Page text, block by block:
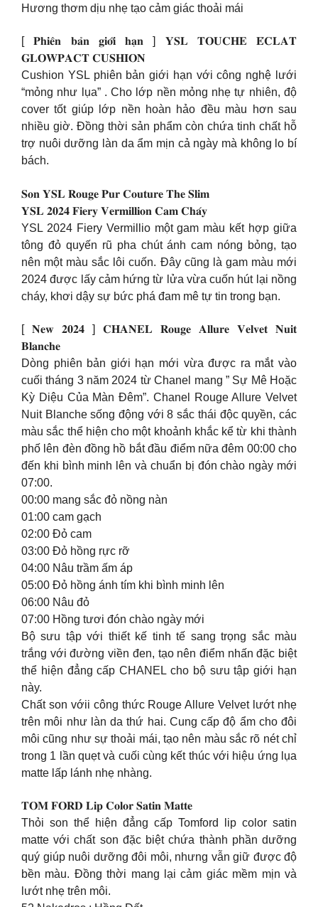
Hương thơm dịu nhẹ tạo cảm giác thoải mái
[ 𝐏𝐡𝐢𝐞̂𝐧 𝐛𝐚̉𝐧 𝐠𝐢𝐨̛́𝐢 𝐡𝐚̣𝐧 ] 𝐘𝐒𝐋 𝐓𝐎𝐔𝐂𝐇𝐄 𝐄́𝐂𝐋𝐀𝐓
𝐆𝐋𝐎𝐖𝐏𝐀𝐂𝐓 𝐂𝐔𝐒𝐇𝐈𝐎𝐍
Cushion YSL phiên bản giới hạn với công nghệ lưới
“mỏng như lụa” . Cho lớp nền mỏng nhẹ tự nhiên, độ
cover tốt giúp lớp nền hoàn hảo đều màu hơn sau
nhiều giờ. Đồng thời sản phẩm còn chứa tinh chất hỗ
trợ nuôi dưỡng làn da ẩm mịn cả ngày mà không lo bí
bách.
𝐒𝐨𝐧 𝐘𝐒𝐋 𝐑𝐨𝐮𝐠𝐞 𝐏𝐮𝐫 𝐂𝐨𝐮𝐭𝐮𝐫𝐞 𝐓𝐡𝐞 𝐒𝐥𝐢𝐦
𝐘𝐒𝐋 𝟐𝟎𝟐𝟒 𝐅𝐢𝐞𝐫𝐲 𝐕𝐞𝐫𝐦𝐢𝐥𝐥𝐢𝐨𝐧 𝐂𝐚𝐦 𝐂𝐡𝐚́𝐲
YSL 2024 Fiery Vermillio một gam màu kết hợp giữa
tông đỏ quyến rũ pha chút ánh cam nóng bỏng, tạo
nên một màu sắc lôi cuốn. Đây cũng là gam màu mới
2024 được lấy cảm hứng từ lửa vừa cuốn hút lại nồng
cháy, khơi dậy sự bức phá đam mê tự tin trong bạn.
[ 𝐍𝐞𝐰 𝟐𝟎𝟐𝟒 ] 𝐂𝐇𝐀𝐍𝐄𝐋 𝐑𝐨𝐮𝐠𝐞 𝐀𝐥𝐥𝐮𝐫𝐞 𝐕𝐞𝐥𝐯𝐞𝐭 𝐍𝐮𝐢𝐭
𝐁𝐥𝐚𝐧𝐜𝐡𝐞
Dòng phiên bản giới hạn mới vừa được ra mắt vào
cuối tháng 3 năm 2024 từ Chanel mang ” Sự Mê Hoặc
Kỳ Diệu Của Màn Đêm”. Chanel Rouge Allure Velvet
Nuit Blanche sống động với 8 sắc thái độc quyền, các
màu sắc thể hiện cho một khoảnh khắc kể từ khi thành
phố lên đèn đồng hồ bắt đầu điểm nữa đêm 00:00 cho
đến khi bình minh lên và chuẩn bị đón chào ngày mới
07:00.
00:00 mang sắc đỏ nồng nàn
01:00 cam gạch
02:00 Đỏ cam
03:00 Đỏ hồng rực rỡ
04:00 Nâu trầm ấm áp
05:00 Đỏ hồng ánh tím khi bình minh lên
06:00 Nâu đỏ
07:00 Hồng tươi đón chào ngày mới
Bộ sưu tập với thiết kế tinh tế sang trọng sắc màu
trắng với đường viền đen, tạo nên điểm nhấn đặc biệt
thể hiện đẳng cấp CHANEL cho bộ sưu tập giới hạn
này.
Chất son vớii công thức Rouge Allure Velvet lướt nhẹ
trên môi như làn da thứ hai. Cung cấp độ ẩm cho đôi
môi cũng như sự thoải mái, tạo nên màu sắc rõ nét chỉ
trong 1 lần quẹt và cuối cùng kết thúc với hiệu ứng lụa
matte lấp lánh nhẹ nhàng.
𝐓𝐎𝐌 𝐅𝐎𝐑𝐃 𝐋𝐢𝐩 𝐂𝐨𝐥𝐨𝐫 𝐒𝐚𝐭𝐢𝐧 𝐌𝐚𝐭𝐭𝐞
Thỏi son thể hiện đẳng cấp Tomford lip color satin
matte với chất son đặc biệt chứa thành phần dưỡng
quý giúp nuôi dưỡng đôi môi, nhưng vẫn giữ được độ
bền màu. Đồng thời mang lại cảm giác mềm mịn và
lướt nhẹ trên môi.